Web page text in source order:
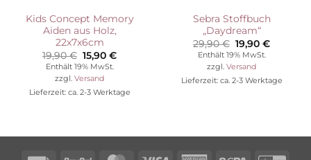
Kids Concept Memory
Aiden aus Holz,
22x7x6cm
19,90€ Ursprünglicher
Preis
war:
19,90 €
15,90€Aktueller
Enthält 19% MwSt.
zzgl. Versand
Lieferzeit: ca. 2-3 Werktage
Sebra Stoffbuch
„Daydream“
29,90€ Ursprünglicher
Preis
war:
29,90 €
19,90€
Enthält 19% MwSt.
zzgl. Versand
Lieferzeit: ca. 2-3 Werktage